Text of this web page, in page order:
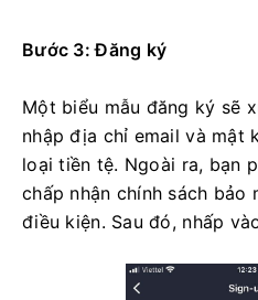
Bước 3: Đăng ký
Một biểu mẫu đăng ký sẽ
nhập địa chỉ email và mật
loại tiền tệ. Ngoài ra, bạn
chấp nhận chính sách bảo
điều kiện. Sau đó, nhấp